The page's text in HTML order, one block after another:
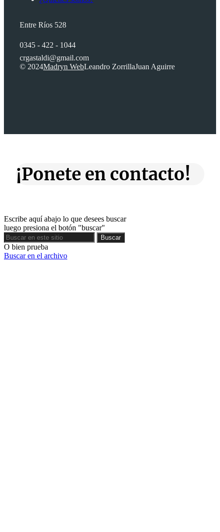
Entre Ríos 528
0345 - 422 - 1044
crgastaldi@gmail.com
© 2024Madryn WebLeandro ZorrillaJuan Aguirre
¡Ponete en contacto!
Escribe aquí abajo lo que desees buscar
luego presiona el botón "buscar"
Buscar
Buscar
O bien prueba
Buscar en el archivo